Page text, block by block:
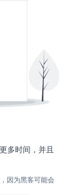
多时间，并且
因为黑客可能会